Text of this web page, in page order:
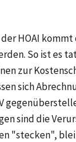
HOAI kommt
So ist es
zur
sich
sind die
"stecken",